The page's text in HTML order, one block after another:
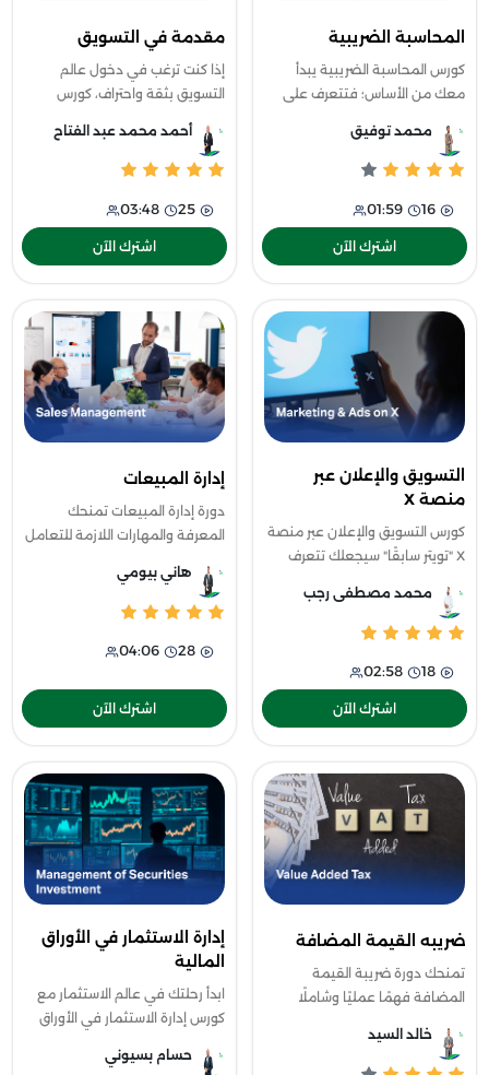
المحاسبة الضريبية
كورس المحاسبة الضريبية يبدأ
معك من الأساس؛ فتتعرف على
عمليًا على طرق حسابها وتطبيقها
وفق الأنظمة المعتمدة. وبنهاية
محمد توفيق
16
01:59
اشترك الآن
مقدمة في التسويق
إذا كنت ترغب في دخول عالم
التسويق بثقة واحتراف، كورس
الأولى نحو الفهم الحقيقي لهذا
المجال الواسع، من خلاله، ستتعرف
أحمد محمد عبد الفتاح
25
03:48
اشترك الآن
التسويق والإعلان عبر
منصة X
كورس التسويق والإعلان عبر منصة
X "تويتر سابقًا" سيجعلك تتعرف
المنصات، وطبيعة سلوك الجمهور
عليها، وكيف تعمل الخوارزمية ب
محمد مصطفى رجب
18
02:58
اشترك الآن
إدارة المبيعات
دورة إدارة المبيعات تمنحك
المعرفة والمهارات اللازمة للتعامل
على حد سواء، ستتعرف على
استراتيجيات متقدمة لتطوير
هاني بيومي
28
04:06
اشترك الآن
ضريبه القيمة المضافة
تمنحك دورة ضريبة القيمة
المضافة فهمًا عمليًا وشاملًا
تخص هذه الضريبة، بدءًا من
المبادئ الأساسية، والأطراف
خالد السيد
إدارة الاستثمار في الأوراق
المالية
ابدأ رحلتك في عالم الاستثمار مع
كورس إدارة الاستثمار في الأوراق
قرارات ذكية وتحقيق أرباح
حسام بسيوني